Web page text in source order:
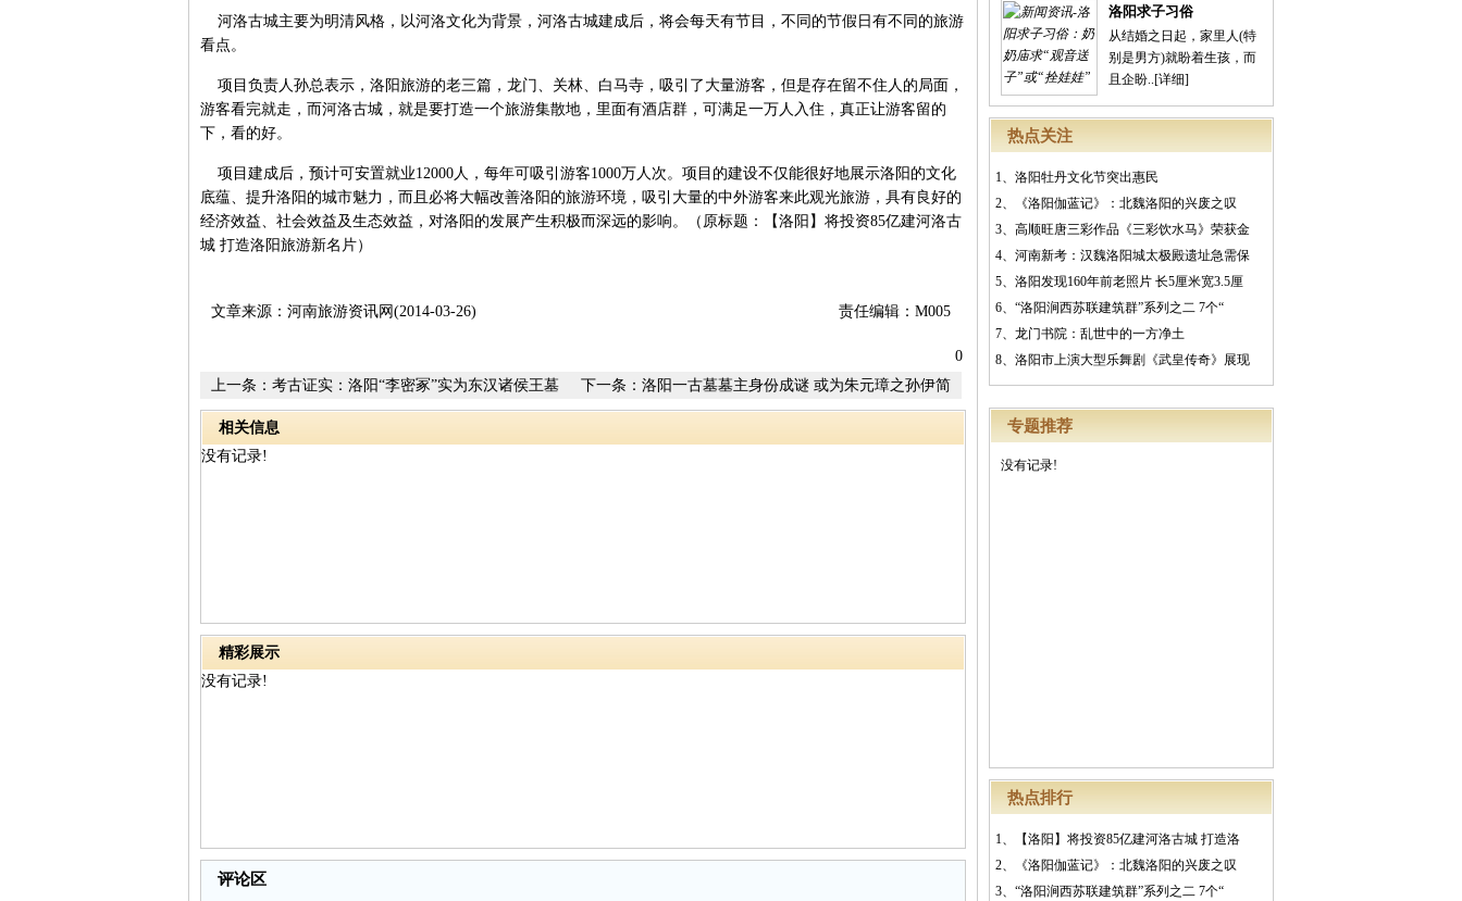
洛阳求子习俗
从结婚之日起，家里人(特
别是男方)就盼着生孩，而
且企盼..[详细]
热点关注
1、 洛阳牡丹文化节突出惠民
2、
《洛阳伽蓝记》：北魏洛阳的兴废之叹
3、 高顺旺唐三彩作品《三彩饮水马》荣获金
4、 河南新考：汉魏洛阳城太极殿遗址急需保
5、 洛阳发现160年前老照片 长5厘米宽3.5厘
6、 “洛阳涧西苏联建筑群”系列之二 7个“
7、 龙门书院：乱世中的一方净土
8、 洛阳市上演大型乐舞剧《武皇传奇》展现
专题推荐
没有记录!
热点排行
1、
【洛阳】将投资85亿建河洛古城 打造洛
2、
《洛阳伽蓝记》：北魏洛阳的兴废之叹
3、 “洛阳涧西苏联建筑群”系列之二 7个“
河洛古城主要为明清风格，以河洛文化为背景，河洛古城建成后，将会每天有节目，不同的节假日有不同的旅游
看点。
项目负责人孙总表示，洛阳旅游的老三篇，龙门、关林、白马寺，吸引了大量游客，但是存在留不住人的局面，
游客看完就走，而河洛古城，就是要打造一个旅游集散地，里面有酒店群，可满足一万人入住，真正让游客留的
下，看的好。
项目建成后，预计可安置就业12000人，每年可吸引游客1000万人次。项目的建设不仅能很好地展示洛阳的文化
底蕴、提升洛阳的城市魅力，而且必将大幅改善洛阳的旅游环境，吸引大量的中外游客来此观光旅游，具有良好的
经济效益、社会效益及生态效益，对洛阳的发展产生积极而深远的影响。（原标题：【洛阳】将投资85亿建河洛古
城 打造洛阳旅游新名片）
责任编辑：M005
文章来源：河南旅游资讯网(2014-03-26)
0
下一条： 洛阳一古墓墓主身份成谜 或为朱元璋之孙伊简
王
上一条： 考古证实：洛阳“李密冢”实为东汉诸侯王墓
相关信息
没有记录!
精彩展示
没有记录!
评论区